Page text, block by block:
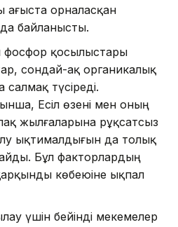
ағыста орналасқан
байланысты.
фосфор қосылыстары
сондай-ақ органикалық
түсіреді.
Есіл өзені мен оның
жылғаларына рұқсатсыз
ықтималдығын да толық
Бұл факторлардың
көбеюіне ықпал
үшін бейінді мекемелер